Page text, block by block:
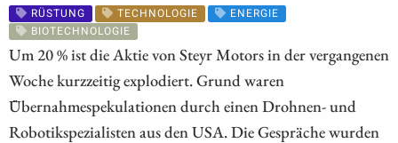
RÜSTUNG TECHNOLOGIE
ENERGIE
BIOTECHNOLOGIE
Um 20 % ist die Aktie von Steyr Motors in der vergangenen
Woche kurzzeitig explodiert. Grund waren
Übernahmespekulationen durch einen Drohnen- und
Robotikspezialisten aus den USA. Die Gespräche wurden